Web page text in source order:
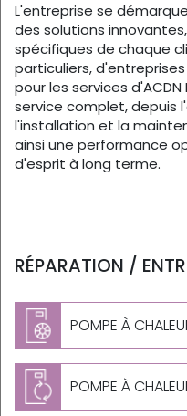
L'entreprise se
des solutions
spécifiques de chaque
particuliers,
pour les services
service complet, depuis
l'installation et la
ainsi une performance
d'esprit à long terme.
RÉPARATION /
POMPE À
POMPE À